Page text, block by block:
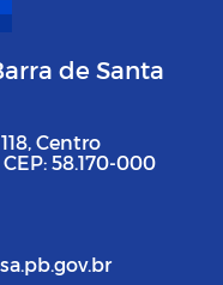
de Santa
Centro
58.170-000